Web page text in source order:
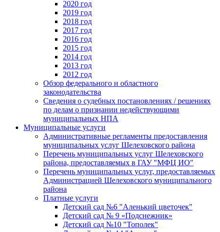
2020 год
2019 год
2018 год
2017 год
2016 год
2015 год
2014 год
2013 год
2012 год
Обзор федерального и областного
законодательства
Сведения о судебных постановлениях / решениях
по делам о признании недействующими
муниципальных НПА
Муниципальные услуги
Административные регламенты предоставления
муниципальных услуг Шелеховского района
Перечень муниципальных услуг Шелеховского
района, предоставляемых в ГАУ "МФЦ ИО"
Перечень муниципальных услуг, предоставляемых
Администрацией Шелеховского муниципального
района
Платные услуги
Детский сад №6 "Аленький цветочек"
Детский сад № 9 «Подснежник»
Детский сад №10 "Тополек"